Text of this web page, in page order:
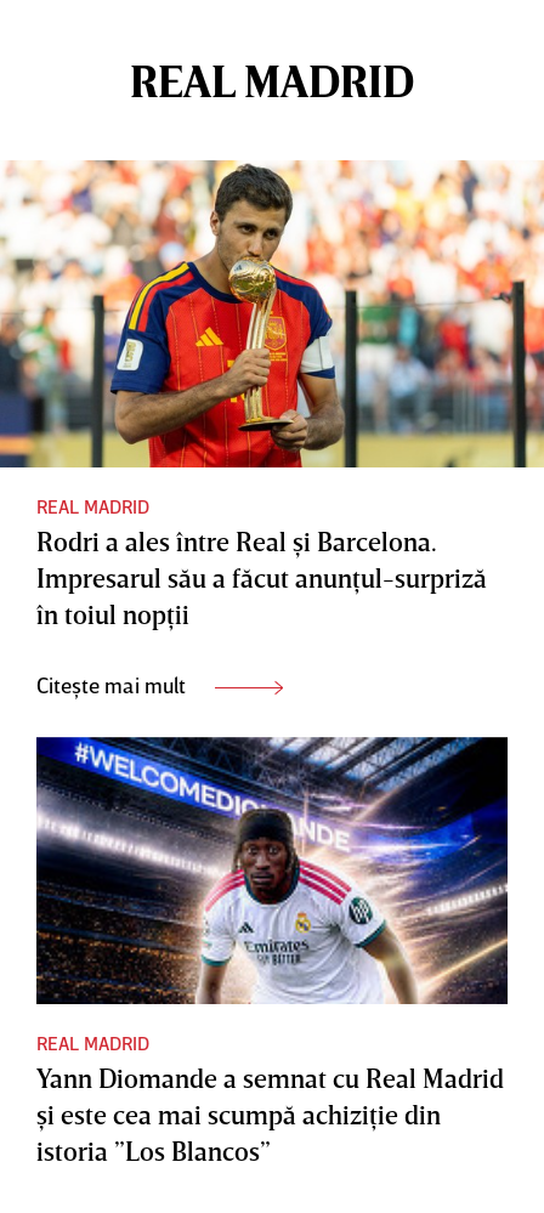
REAL MADRID
REAL MADRID
Rodri a ales între Real şi Barcelona.
Impresarul său a făcut anunţul-surpriză
în toiul nopţii
Citește mai mult
REAL MADRID
Yann Diomande a semnat cu Real Madrid
şi este cea mai scumpă achiziţie din
istoria ”Los Blancos”